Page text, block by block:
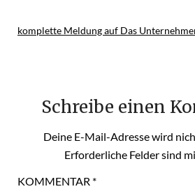
komplette Meldung auf Das
Schreibe einen
Deine E-Mail-Adresse wird
Erforderliche Felder sind
KOMMENTAR *